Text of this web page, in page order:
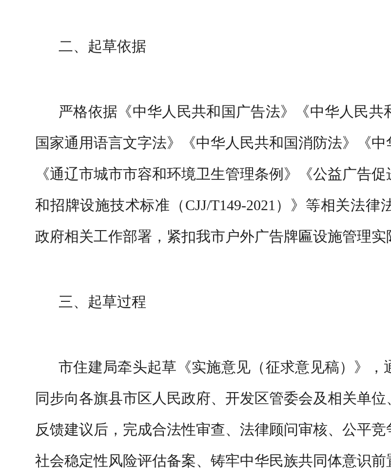
二、 起草依据
严格依据《中华人民共和国广告法》《中华人民共
国家通用语言文字法》《中华人民共和国消防法》
《
《通辽市城市市容和环境卫生管理条例》《公益广告
和招牌设施技术标准（CJJ/T149-2021 ）》 等相关法律
政府相关工作部署，紧扣我市 户外广告牌匾设施管理实
三、 起草过程
市住建局牵头起草《实施意见（征求意见稿）》，
同步向各旗县市区人民政府、开发区管委会及相关单位
反馈建议后，完成合法性审查、法律顾问审核、公平竞
社会稳定性风险评估备案、铸牢中华民族共同体意识